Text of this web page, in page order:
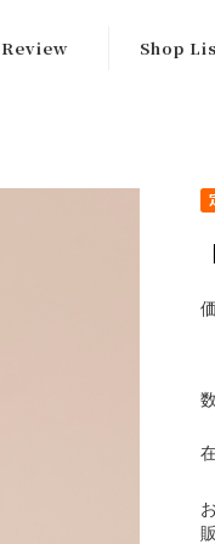
Review Shop